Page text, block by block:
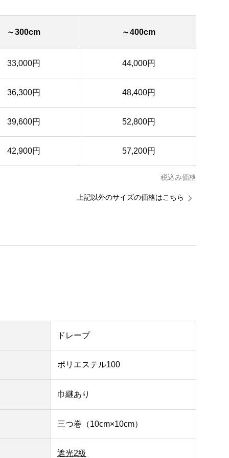
～300cm ～400cm
33,000円 44,000円
36,300円 48,400円
39,600円 52,800円
42,900円 57,200円
税込み価格
上記以外のサイズの価格はこちら
ドレープ
ポリエステル100
巾継あり
三つ巻（10cm×10cm）
遮光2級